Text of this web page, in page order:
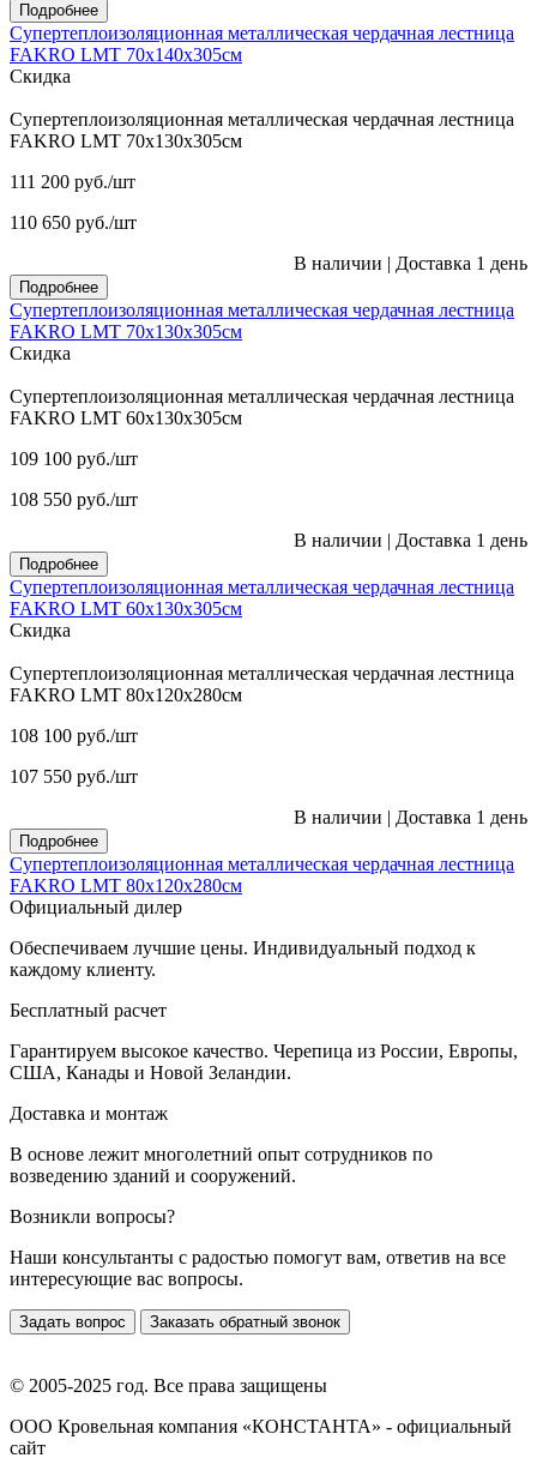
Подробнее
Супертеплоизоляционная металлическая чердачная лестница
FAKRO LMT 70х140х305см
Скидка
Супертеплоизоляционная металлическая чердачная лестница
FAKRO LMT 70х130х305см
111 200 руб./шт
110 650 руб./шт
В наличии | Доставка 1 день
Подробнее
Супертеплоизоляционная металлическая чердачная лестница
FAKRO LMT 70х130х305см
Скидка
Супертеплоизоляционная металлическая чердачная лестница
FAKRO LMT 60х130х305см
109 100 руб./шт
108 550 руб./шт
В наличии | Доставка 1 день
Подробнее
Супертеплоизоляционная металлическая чердачная лестница
FAKRO LMT 60х130х305см
Скидка
Супертеплоизоляционная металлическая чердачная лестница
FAKRO LMT 80х120х280см
108 100 руб./шт
107 550 руб./шт
В наличии | Доставка 1 день
Подробнее
Супертеплоизоляционная металлическая чердачная лестница
FAKRO LMT 80х120х280см
Официальный дилер
Обеспечиваем лучшие цены. Индивидуальный подход к
каждому клиенту.
Бесплатный расчет
Гарантируем высокое качество. Черепица из России, Европы,
США, Канады и Новой Зеландии.
Доставка и монтаж
В основе лежит многолетний опыт сотрудников по
возведению зданий и сооружений.
Возникли вопросы?
Наши консультанты с радостью помогут вам, ответив на все
интересующие вас вопросы.
Задать вопрос Заказать обратный звонок
© 2005-2025 год. Все права защищены
ООО Кровельная компания «КОНСТАНТА» - официальный
сайт